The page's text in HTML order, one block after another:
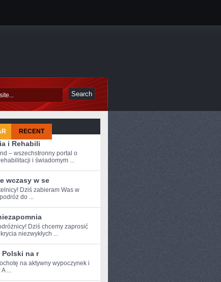
RECENT
i Rehabili
– wszechstronny portal o
i świadomym ...
wczasy w se
Dziś‌ zabieram Was ⁣w
do ...
Dziś chcemy zaprosić
niezwykłych ...
Polski na r
na aktywny wypoczynek ​i
...